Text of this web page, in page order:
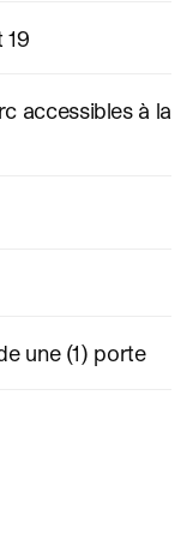
19
accessibles à la
une (1) porte